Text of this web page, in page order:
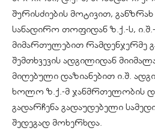
შურისძიების მოტივით,
სანადირო თოფიდან ზ.ქ.-ს, ი.შ.-
მიმართულებით რამდენჯერმე
შემთხვევის ადგილიდან
მიღებული დაზიანებით ი.შ.
ხოლო ზ.ქ.-მ ჯანმრთელობის
გადარჩენა გადაუდებელი
შედეგად მოხერხდა.